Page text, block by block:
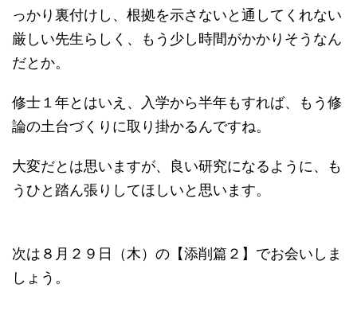
っかり裏付けし、根拠を示さないと通してくれない
厳しい先生らしく、もう少し時間がかかりそうなん
だとか。
修士１年とはいえ、入学から半年もすれば、もう修
論の土台づくりに取り掛かるんですね。
大変だとは思いますが、良い研究になるように、も
うひと踏ん張りしてほしいと思います。
次は８月２９日（木）の【添削篇２】でお会いしま
しょう。